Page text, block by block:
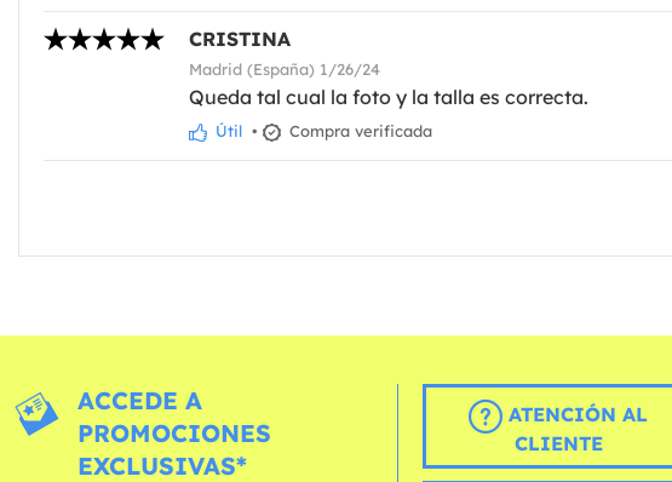
CRISTINA
Madrid (España) 1/26/24
Queda tal cual la foto y la talla es correcta.
Útil • Compra verificada
ACCEDE A
PROMOCIONES
EXCLUSIVAS*
ATENCIÓN AL
CLIENTE